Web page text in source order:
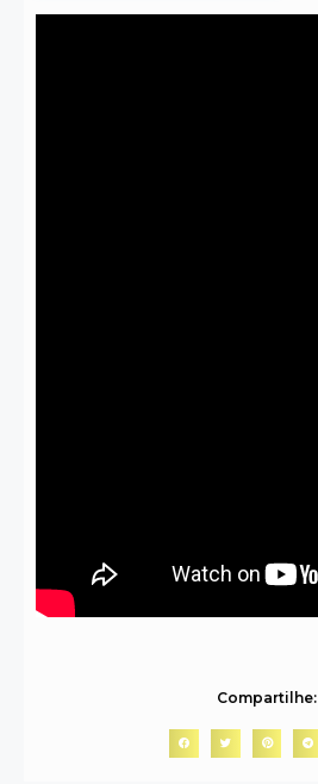
Compartilhe: